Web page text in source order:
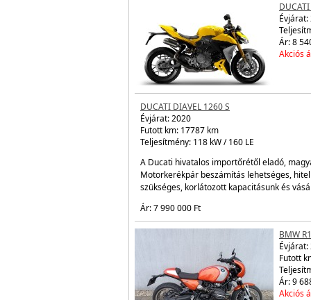
DUCATI
Évjárat:
Ár: 8
Akciós
DUCATI DIAVEL 1260 S
Évjárat:2020
Futott km: 17787 km
Teljesítmény: 118 kW / 160 LE
A Ducati hivatalos importőrétől eladó,
Motorkerékpár beszámítás lehetséges,
szükséges, korlátozott kapacitásunk és
Ár: 7 990 000 Ft
BMW
Évjárat:
Futott
Ár: 9
Akciós